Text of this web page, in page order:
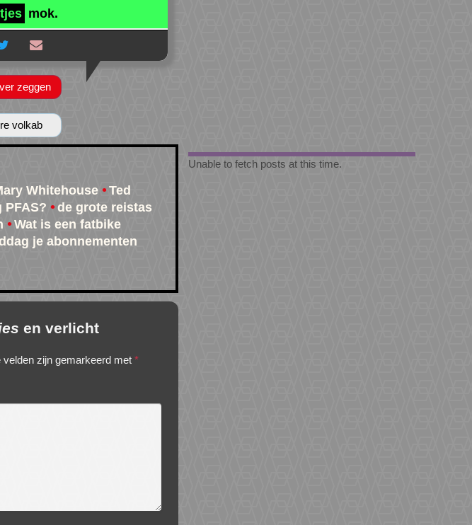
mok.
zeggen
volkab
Whitehouse
Ted
PFAS?
de grote reistas
Wat is een fatbike
je abonnementen
en verlicht
velden zijn gemarkeerd met *
Unable to fetch posts at this time.